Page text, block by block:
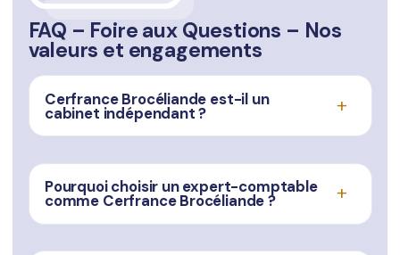
FAQ – Foire aux Questions – Nos
valeurs et engagements
Cerfrance Brocéliande est-il un
cabinet indépendant ?
Pourquoi choisir un expert-comptable
comme Cerfrance Brocéliande ?